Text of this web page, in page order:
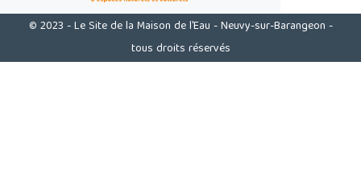
© 2023 - Le Site de la Maison de l'Eau - Neuvy-sur-Barangeon -
tous droits réservés